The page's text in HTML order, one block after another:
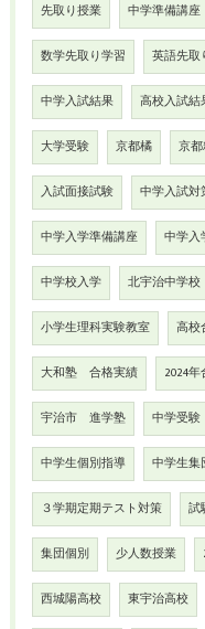
先取り授業 中学準備講座
数学先取り学習 英語先取
中学入試結果 高校入試結
大学受験 京都橘 京
入試面接試験 中学入試対
中学入学準備講座 中学入
中学校入学 北宇治中学校
小学生理科実験教室 高校
大和塾 合格実績 2024
宇治市 進学塾 中学受
中学生個別指導 中学生集
３学期定期テスト対策 試
集団個別 少人数授業
西城陽高校 東宇治高校